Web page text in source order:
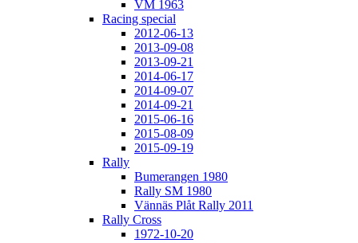
VM 1963
Racing special
2012-06-13
2013-09-08
2013-09-21
2014-06-17
2014-09-07
2014-09-21
2015-06-16
2015-08-09
2015-09-19
Rally
Bumerangen 1980
Rally SM 1980
Vännäs Plåt Rally 2011
Rally Cross
1972-10-20